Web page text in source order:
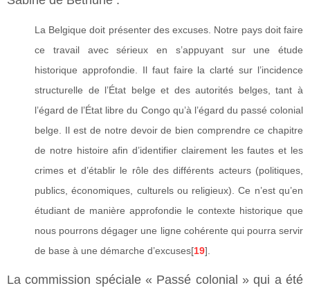
La Belgique doit présenter des excuses. Notre pays doit faire
ce travail avec sérieux en s’appuyant sur une étude
historique approfondie. Il faut faire la clarté sur l’incidence
structurelle de l’État belge et des autorités belges, tant à
l’égard de l’État libre du Congo qu’à l’égard du passé colonial
belge. Il est de notre devoir de bien comprendre ce chapitre
de notre histoire afin d’identifier clairement les fautes et les
crimes et d’établir le rôle des différents acteurs (politiques,
publics, économiques, culturels ou religieux). Ce n’est qu’en
étudiant de manière approfondie le contexte historique que
nous pourrons dégager une ligne cohérente qui pourra servir
de base à une démarche d’excuses[19].
La commission spéciale « Passé colonial » qui a été